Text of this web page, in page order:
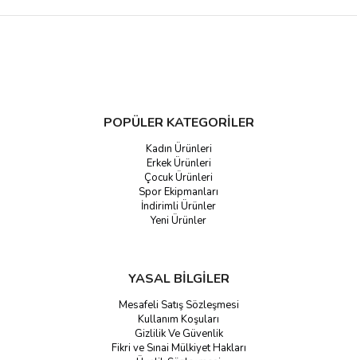
POPÜLER KATEGORİLER
Kadın Ürünleri
Erkek Ürünleri
Çocuk Ürünleri
Spor Ekipmanları
İndirimli Ürünler
Yeni Ürünler
YASAL BİLGİLER
Mesafeli Satış Sözleşmesi
Kullanım Koşuları
Gizlilik Ve Güvenlik
Fikri ve Sınai Mülkiyet Hakları